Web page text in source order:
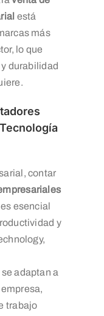
está
más
lo que
y durabilidad
contar
esencial
y
adaptan a
trabajo